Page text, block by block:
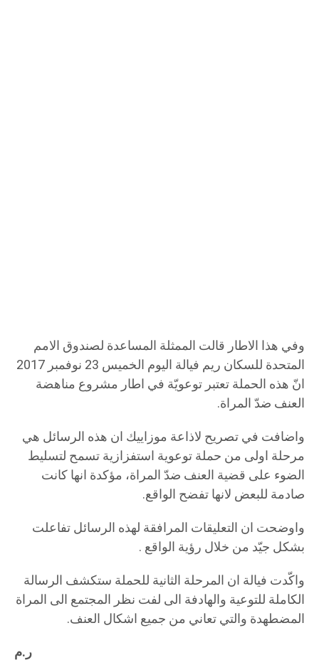
وفي هذا الاطار قالت الممثلة المساعدة لصندوق الامم
المتحدة للسكان ريم فيالة اليوم الخميس 23 نوفمبر 2017
انّ هذه الحملة تعتبر توعويّة في اطار مشروع مناهضة
العنف ضدّ المراة.
واضافت في تصريح لاذاعة موزاييك ان هذه الرسائل هي
مرحلة اولى من حملة توعوية استفزازية تسمح لتسليط
الضوء على قضية العنف ضدّ المراة، مؤكدة انها كانت
صادمة للبعض لانها تفضح الواقع.
واوضحت ان التعليقات المرافقة لهذه الرسائل تفاعلت
بشكل جيّد من خلال رؤية الواقع .
واكّدت فيالة ان المرحلة الثانية للحملة ستكشف الرسالة
الكاملة للتوعية والهادفة الى لفت نظر المجتمع الى المراة
المضطهدة والتي تعاني من جميع اشكال العنف.
ر.م